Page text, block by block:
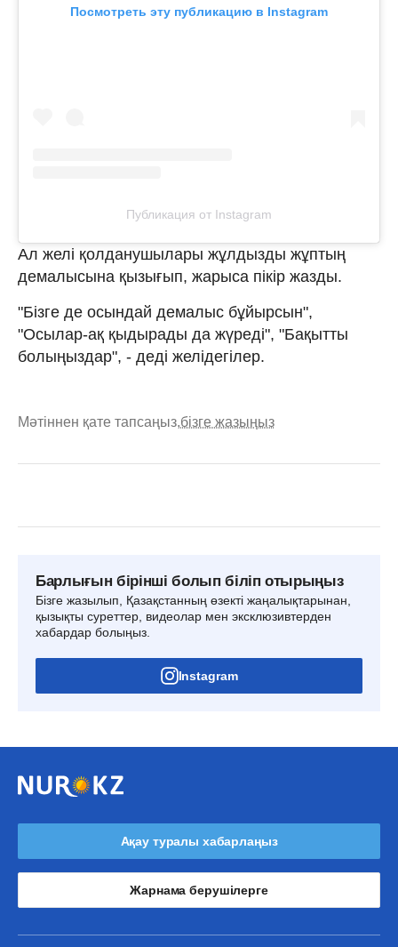
Посмотреть эту публикацию в Instagram
Публикация от Instagram
Ал желі қолданушылары жұлдызды жұптың
демалысына қызығып, жарыса пікір жазды.
"Бізге де осындай демалыс бұйырсын",
"Осылар-ақ қыдырады да жүреді", "Бақытты
болыңыздар", - деді желідегілер.
Мәтіннен қате тапсаңыз,бізге жазыңыз
Барлығын бірінші болып біліп отырыңыз
Бізге жазылып, Қазақстанның өзекті жаңалықтарынан,
қызықты суреттер, видеолар мен эксклюзивтерден
хабардар болыңыз.
Instagram
Ақау туралы хабарлаңыз
Жарнама берушілерге